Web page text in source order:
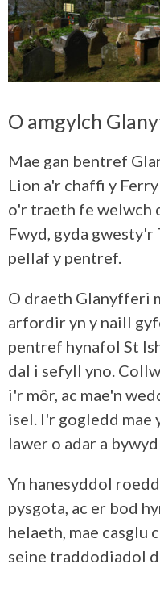
O amgylch
Mae gan bentref
Lion a'r chaffi y
o'r traeth fe welwch
Fwyd, gyda gwesty'r
pellaf y pentref.
O draeth Glanyfferi
arfordir yn y naill
pentref hynafol St
dal i sefyll yno.
i'r môr, ac mae'n
isel. I'r gogledd mae
lawer o adar a
Yn hanesyddol
pysgota, ac er bod
helaeth, mae casglu
seine traddodiadol